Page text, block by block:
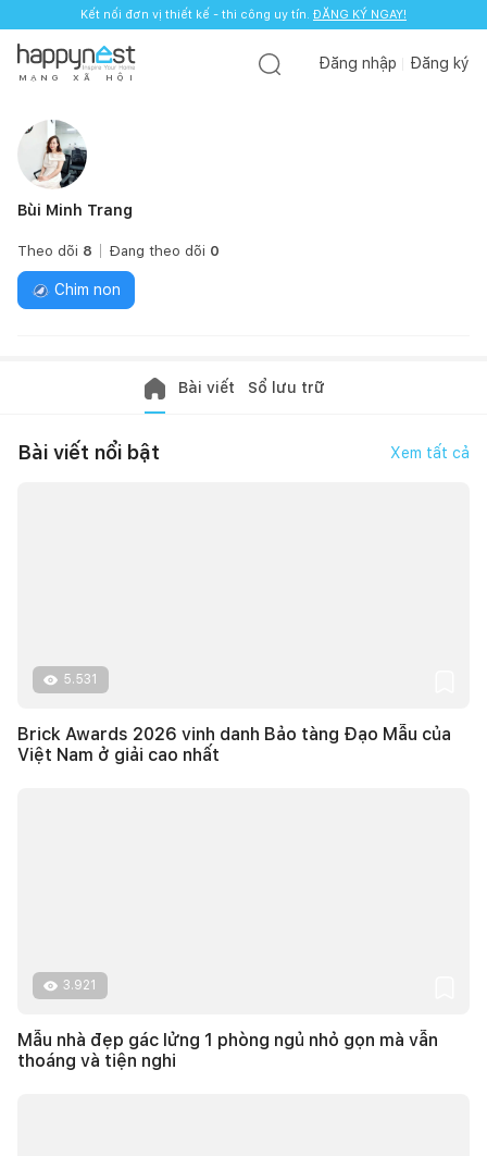
Kết nối đơn vị thiết kế - thi công uy tín. ĐĂNG KÝ NGAY!
M Ạ N G X Ã H Ộ I
Đăng nhập Đăng ký
Bùi Minh Trang
Theo dõi 8 Đang theo dõi 0
Chim non
Bài viết Sổ lưu trữ
Bài viết nổi bật Xem tất cả
5.531
Brick Awards 2026 vinh danh Bảo tàng Đạo Mẫu của
Việt Nam ở giải cao nhất
3.921
Mẫu nhà đẹp gác lửng 1 phòng ngủ nhỏ gọn mà vẫn
thoáng và tiện nghi